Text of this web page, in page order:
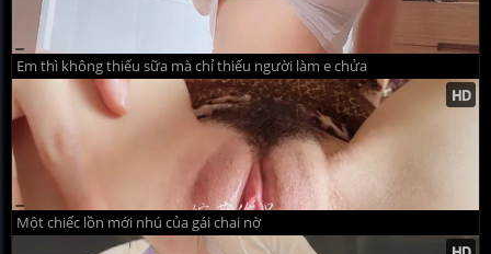
Em thì không thiếu sữa mà chỉ thiếu người làm e chửa
Một chiếc lồn mới nhú của gái chai nờ